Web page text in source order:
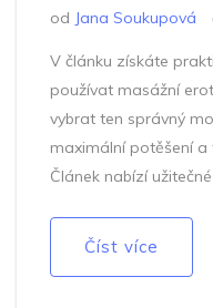
od Jana Soukupová
V článku získáte
používat masážní
vybrat ten správný
maximální potěšení a
Článek nabízí
stimulace.
Číst více